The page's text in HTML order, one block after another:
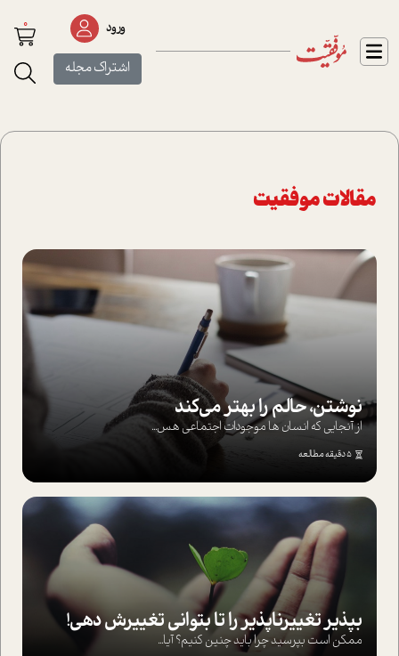
ورود
اشتراک مجله
0
مقالات موفقیت
نوشتن، حالم را بهتر می‌کند
از آنجایی که انسان ها موجودات اجتماعی هس...
5 دقیقه مطالعه
بپذير تغييرناپذير را تا بتواني تغييرش دهي!‏
ممکن است بپرسيد چرا بايد چنين کنيم؟ آيا...